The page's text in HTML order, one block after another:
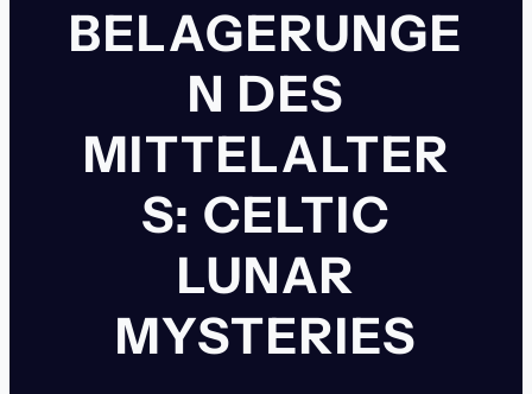
BELAGERUNGE
N DES
MITTELALTER
S: CELTIC
LUNAR
MYSTERIES